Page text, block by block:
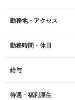
勤務地・アクセス
勤務時間・休日
給与
待遇・福利厚生